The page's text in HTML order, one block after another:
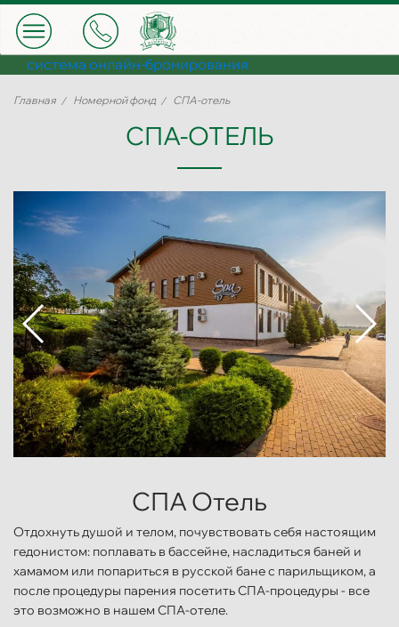
система онлайн-бронирования
Главная Номерной фонд СПА-отель
СПА-ОТЕЛЬ
СПА Отель
Отдохнуть душой и телом, почувствовать себя настоящим
гедонистом: поплавать в бассейне, насладиться баней и
хамамом или попариться в русской бане с парильщиком, а
после процедуры парения посетить СПА-процедуры - все
это возможно в нашем СПА-отеле.